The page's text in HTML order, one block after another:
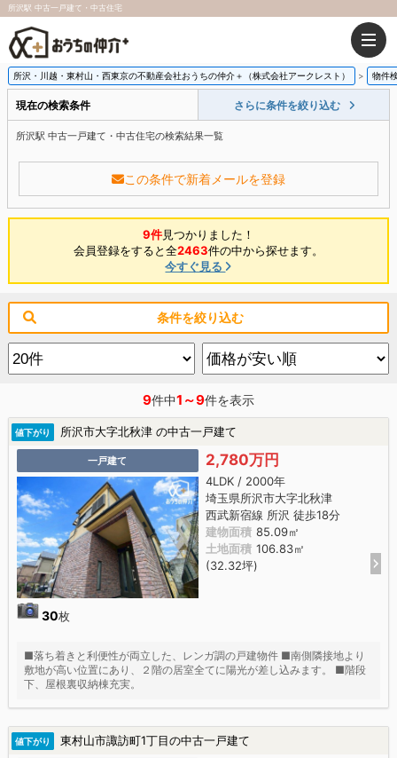
所沢駅 中古一戸建て・中古住宅
所沢・川越・東村山・西東京の不動産会社おうちの仲介＋（株式会社アークレスト） 物件
現在の検索条件 さらに条件を絞り込む
所沢駅 中古一戸建て・中古住宅の検索結果一覧
この条件で新着メールを登録
9件見つかりました！
会員登録をすると全2463件の中から探せます。
今すぐ見る
条件を絞り込む
9件中1～9件を表示
値下がり 所沢市大字北秋津 の中古一戸建て
一戸建て
30枚
2,780万円
4LDK / 2000年
埼玉県所沢市大字北秋津
西武新宿線 所沢 徒歩18分
建物面積 85.09㎡
土地面積 106.83㎡
(32.32坪)
■落ち着きと利便性が両立した、レンガ調の戸建物件 ■南側隣接地より
敷地が高い位置にあり、２階の居室全てに陽光が差し込みます。 ■階段
下、屋根裏収納棟充実。
値下がり 東村山市諏訪町1丁目の中古一戸建て